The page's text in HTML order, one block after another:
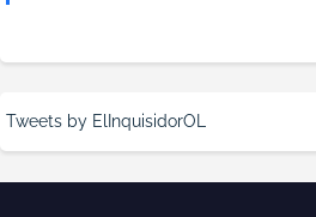
Tweets by ElInquisidorOL